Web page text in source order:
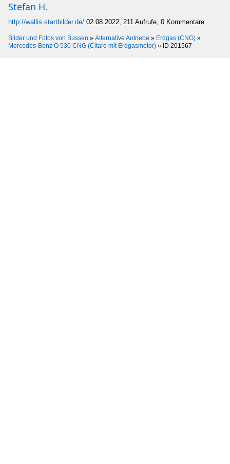
Stefan H.
http://wallis.startbilder.de/ 02.08.2022, 211 Aufrufe, 0 Kommentare
Bilder und Fotos von Bussen » Alternative Antriebe » Erdgas (CNG) »
Mercedes-Benz O 530 CNG (Citaro mit Erdgasmotor) » ID 201567